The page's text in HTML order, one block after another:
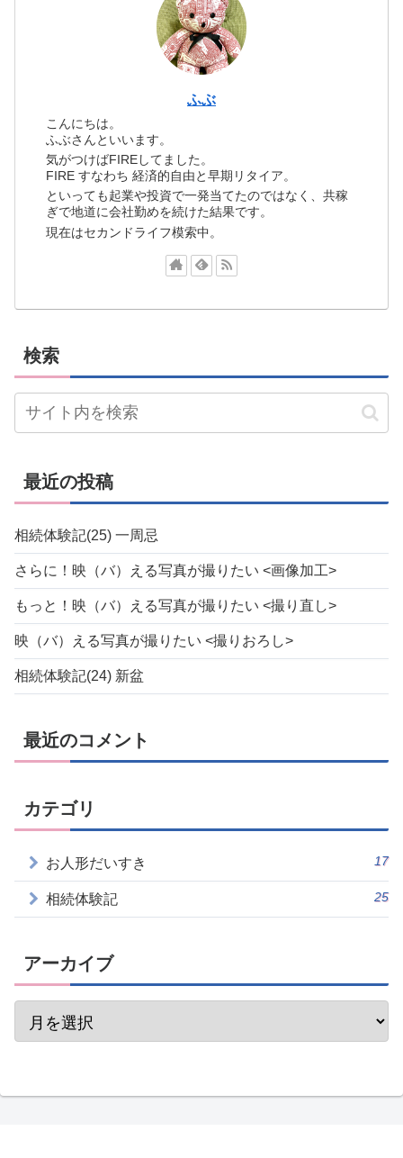
ふぶ
こんにちは。
ふぶさんといいます。
気がつけばFIREしてました。
FIRE すなわち 経済的自由と早期リタイア。
といっても起業や投資で一発当てたのではなく、共稼
ぎで地道に会社勤めを続けた結果です。
現在はセカンドライフ模索中。
検索
最近の投稿
相続体験記(25) 一周忌
さらに！映（バ）える写真が撮りたい <画像加工>
もっと！映（バ）える写真が撮りたい <撮り直し>
映（バ）える写真が撮りたい <撮りおろし>
相続体験記(24) 新盆
最近のコメント
カテゴリ
お人形だいすき 17
相続体験記 25
アーカイブ